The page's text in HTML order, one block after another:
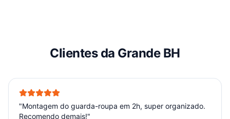
Clientes da Grande BH
"Montagem do guarda-roupa em 2h, super organizado.
Recomendo demais!"